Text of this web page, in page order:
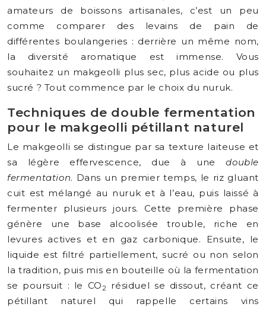
amateurs de boissons artisanales, c’est un peu
comme comparer des levains de pain de
différentes boulangeries : derrière un même nom,
la diversité aromatique est immense. Vous
souhaitez un makgeolli plus sec, plus acide ou plus
sucré ? Tout commence par le choix du nuruk.
Techniques de double fermentation
pour le makgeolli pétillant naturel
Le makgeolli se distingue par sa texture laiteuse et
sa légère effervescence, due à unedouble
fermentation. Dans un premier temps, le riz gluant
cuit est mélangé au nuruk et à l’eau, puis laissé à
fermenter plusieurs jours. Cette première phase
génère une base alcoolisée trouble, riche en
levures actives et en gaz carbonique. Ensuite, le
liquide est filtré partiellement, sucré ou non selon
la tradition, puis mis en bouteille où la fermentation
se poursuit : le CO2
résiduel se dissout, créant ce
pétillant naturel qui rappelle certains vins